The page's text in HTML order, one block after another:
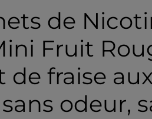
substance qui
dépendance.
de
Fruit
de fraise
odeur,